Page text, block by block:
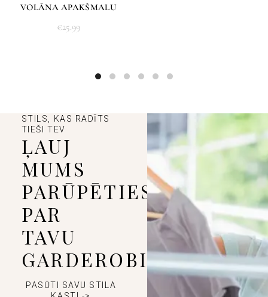
VOLĀNA APAKŠMALU
€25.99
STILS, KAS RADĪTS
TIEŠI TEV
ĻAUJ
MUMS
PARŪPĒTIES
PAR
TAVU
GARDEROBI
PASŪTI SAVU STILA